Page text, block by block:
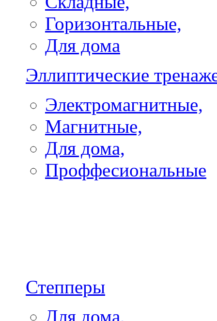
Горизонтальные,
Для дома
Эллиптические
Электромагнитные,
Магнитные,
Для дома,
Проффесиональные
Степперы
Для дома,